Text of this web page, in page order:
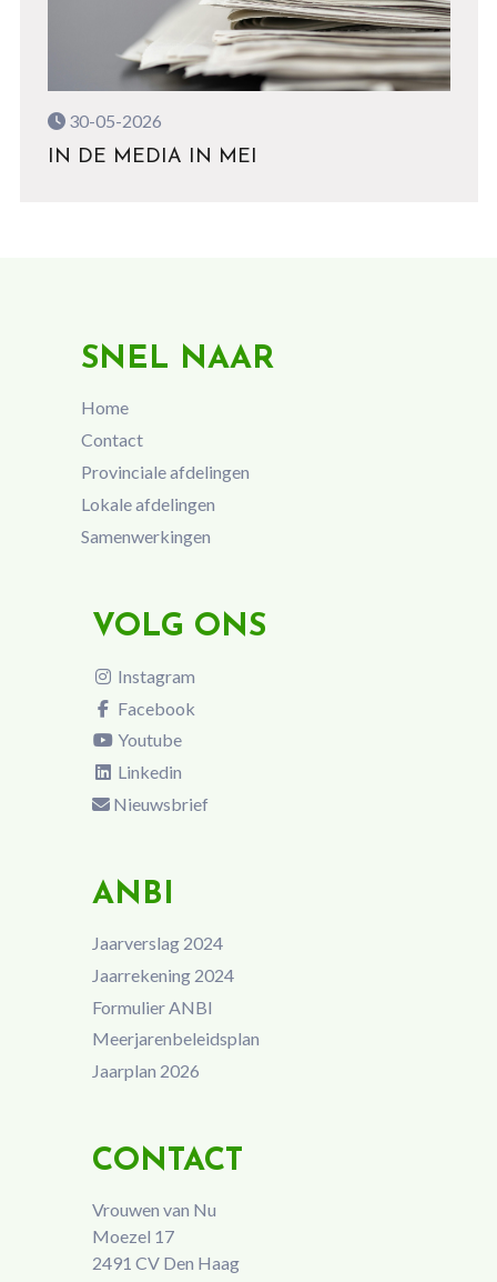
30-05-2026
IN DE MEDIA IN MEI
SNEL NAAR
Home
Contact
Provinciale afdelingen
Lokale afdelingen
Samenwerkingen
VOLG ONS
Instagram
Facebook
Youtube
Linkedin
Nieuwsbrief
ANBI
Jaarverslag 2024
Jaarrekening 2024
Formulier ANBI
Meerjarenbeleidsplan
Jaarplan 2026
CONTACT
Vrouwen van Nu
Moezel 17
2491 CV Den Haag